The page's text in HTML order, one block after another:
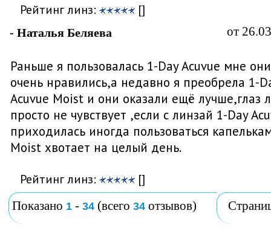
Рейтинг линз: []
- Наталья Беляева от
Раньше я пользовалась 1-Day Acuvue мне они
очень нравились,а недавно я преобрела 1-
Acuvue Moist и они оказали ещё лучше,глаз
просто не чувствует ,если с линзай 1-Day
приходилась иногда пользоваться
Moist хвотает на целый день.
Рейтинг линз: []
Показано 1 - 34 (всего 34 отзывов)